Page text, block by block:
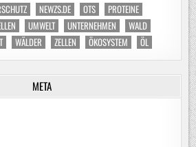
NEWZS.DE OTS
PROTEINE
UMWELT UNTERNEHMEN
WALD
WÄLDER ZELLEN ÖKOSYSTEM ÖL
META